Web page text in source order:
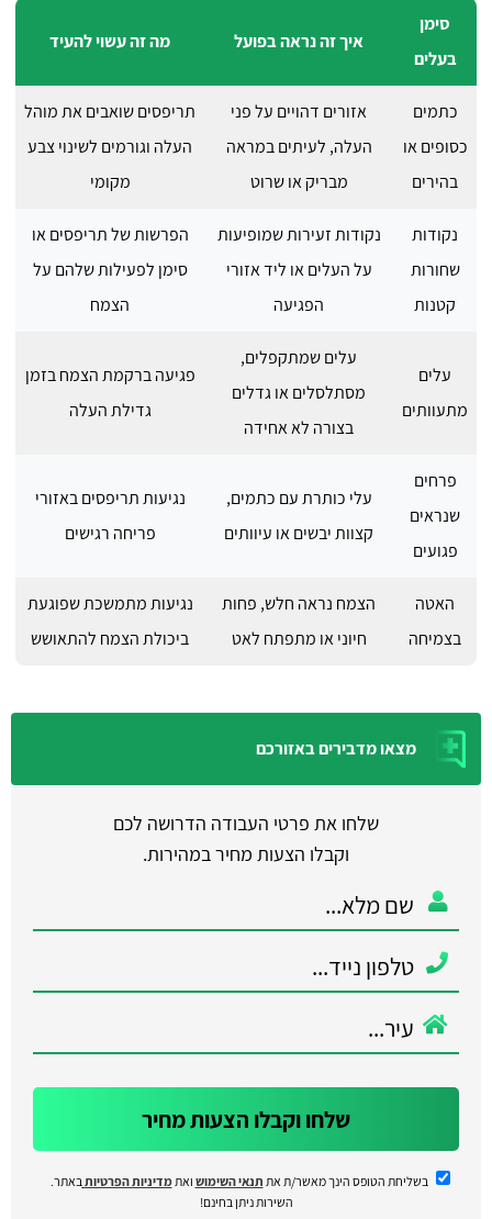
סימן
בעלים
איך זה נראה בפועל מה זה עשוי להעיד
כתמים
כסופים או
בהירים
אזורים דהויים על פני
העלה, לעיתים במראה
מבריק או שרוט
תריפסים שואבים את מוהל
העלה וגורמים לשינוי צבע
מקומי
נקודות
שחורות
קטנות
נקודות זעירות שמופיעות
על העלים או ליד אזורי
הפגיעה
הפרשות של תריפסים או
סימן לפעילות שלהם על
הצמח
עלים
מתעוותים
עלים שמתקפלים,
מסתלסלים או גדלים
בצורה לא אחידה
פגיעה ברקמת הצמח בזמן
גדילת העלה
פרחים
שנראים
פגועים
עלי כותרת עם כתמים,
קצוות יבשים או עיוותים
נגיעות תריפסים באזורי
פריחה רגישים
האטה
בצמיחה
הצמח נראה חלש, פחות
חיוני או מתפתח לאט
נגיעות מתמשכת שפוגעת
ביכולת הצמח להתאושש
מצאו מדבירים באזורכם
שלחו את פרטי העבודה הדרושה לכם
וקבלו הצעות מחיר במהירות.
שלחו וקבלו הצעות מחיר
בשליחת הטופס הינך מאשר/ת את תנאי השימוש ואתמדיניות הפרטיותבאתר.
השירות ניתן בחינם!